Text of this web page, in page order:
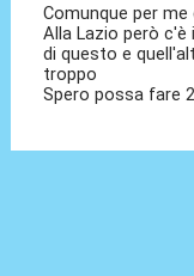
Comunque per
Alla Lazio però
di questo e
troppo
Spero possa fare